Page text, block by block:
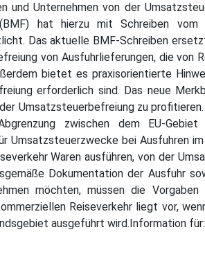
und Unternehmen von der
(BMF) hat hierzu mit Schreiben
Das aktuelle BMF-Schreiben
von Ausfuhrlieferungen, die von
bietet es praxisorientierte
erforderlich sind. Das neue
Umsatzsteuerbefreiung zu
zwischen dem EU-
Umsatzsteuerzwecke bei Ausfuhren
Waren ausführen, von der
Dokumentation der Ausfuhr
möchten, müssen die
Reiseverkehr liegt vor,
ausgeführt wird.Information